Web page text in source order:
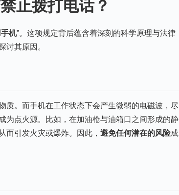
止拨打电话？
机”。这项规定背后蕴含着深刻的科学原理与法律
讨其原因。
质。而手机在工作状态下会产生微弱的电磁波，尽
为点火源。比如，在加油枪与油箱口之间形成的静
而引发火灾或爆炸。因此， 避免任何潜在的风险成